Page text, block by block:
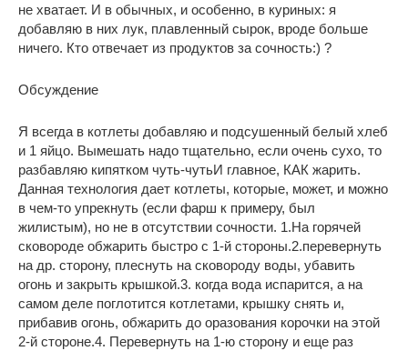
не хватает. И в обычных, и особенно, в куриных: я
добавляю в них лук, плавленный сырок, вроде больше
ничего. Кто отвечает из продуктов за сочность:) ?
Обсуждение
Я всегда в котлеты добавляю и подсушенный белый хлеб
и 1 яйцо. Вымешать надо тщательно, если очень сухо, то
разбавляю кипятком чуть-чутьИ главное, КАК жарить.
Данная технология дает котлеты, которые, может, и можно
в чем-то упрекнуть (если фарш к примеру, был
жилистым), но не в отсутствии сочности. 1.На горячей
сковороде обжарить быстро с 1-й стороны.2.перевернуть
на др. сторону, плеснуть на сковороду воды, убавить
огонь и закрыть крышкой.3. когда вода испарится, а на
самом деле поглотится котлетами, крышку снять и,
прибавив огонь, обжарить до оразования корочки на этой
2-й стороне.4. Перевернуть на 1-ю сторону и еще раз